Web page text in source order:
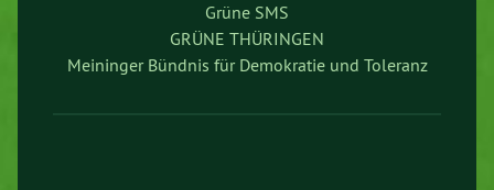
Grüne SMS
GRÜNE THÜRINGEN
Meininger Bündnis für Demokratie und Toleranz